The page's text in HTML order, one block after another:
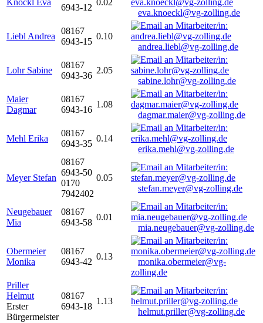
Knöckl Eva
6943-12
0.02
eva.knoeckl@vg-zolling.de
Liebl Andrea
08167
6943-15
0.10
andrea.liebl@vg-zolling.de
Lohr Sabine
08167
6943-36
2.05
sabine.lohr@vg-zolling.de
Maier
Dagmar
08167
6943-16
1.08
dagmar.maier@vg-zolling.de
Mehl Erika
08167
6943-35
0.14
erika.mehl@vg-zolling.de
Meyer Stefan
08167
6943-50
0170
7942402
0.05
stefan.meyer@vg-zolling.de
Neugebauer
Mia
08167
6943-58
0.01
mia.neugebauer@vg-zolling.de
Obermeier
Monika
08167
6943-42
0.13
monika.obermeier@vg-
zolling.de
Priller
Helmut
Erster
Bürgermeister
08167
6943-18
1.13
helmut.priller@vg-zolling.de